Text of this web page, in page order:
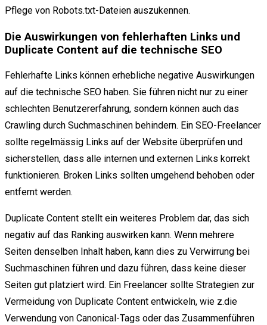
Pflege von Robots.txt-Dateien auszukennen.
Die Auswirkungen von fehlerhaften Links und
Duplicate Content auf die technische SEO
Fehlerhafte Links können erhebliche negative Auswirkungen
auf die technische SEO haben. Sie führen nicht nur zu einer
schlechten Benutzererfahrung, sondern können auch das
Crawling durch Suchmaschinen behindern. Ein SEO-Freelancer
sollte regelmässig Links auf der Website überprüfen und
sicherstellen, dass alle internen und externen Links korrekt
funktionieren. Broken Links sollten umgehend behoben oder
entfernt werden.
Duplicate Content stellt ein weiteres Problem dar, das sich
negativ auf das Ranking auswirken kann. Wenn mehrere
Seiten denselben Inhalt haben, kann dies zu Verwirrung bei
Suchmaschinen führen und dazu führen, dass keine dieser
Seiten gut platziert wird. Ein Freelancer sollte Strategien zur
Vermeidung von Duplicate Content entwickeln, wie z.die
Verwendung von Canonical-Tags oder das Zusammenführen